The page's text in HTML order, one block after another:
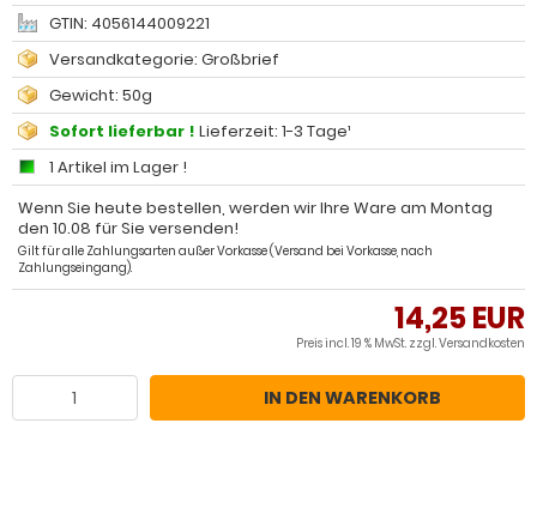
GTIN: 4056144009221
Versandkategorie: Großbrief
Gewicht: 50g
Sofort lieferbar ! Lieferzeit: 1-3 Tage¹
1 Artikel im Lager !
Wenn Sie heute bestellen, werden wir Ihre Ware am Montag
den 10.08 für Sie versenden!
Gilt für alle Zahlungsarten außer Vorkasse (Versand bei Vorkasse, nach
Zahlungseingang).
14,25 EUR
Preis incl. 19 % MwSt. zzgl.Versandkosten
IN DEN WARENKORB